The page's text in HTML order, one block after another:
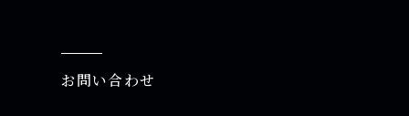
お問い合わせ